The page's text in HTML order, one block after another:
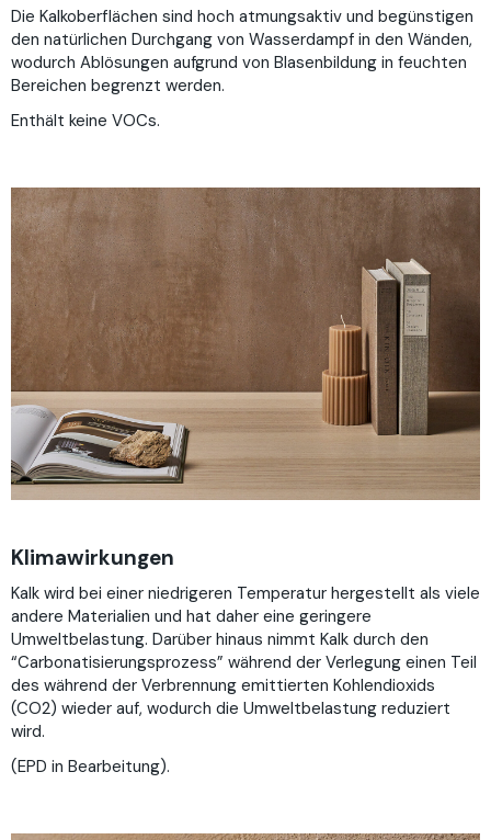
Die Kalkoberflächen sind hoch atmungsaktiv und begünstigen
den natürlichen Durchgang von Wasserdampf in den Wänden,
wodurch Ablösungen aufgrund von Blasenbildung in feuchten
Bereichen begrenzt werden.
Enthält keine VOCs.
Klimawirkungen
Kalk wird bei einer niedrigeren Temperatur hergestellt als viele
andere Materialien und hat daher eine geringere
Umweltbelastung. Darüber hinaus nimmt Kalk durch den
“Carbonatisierungsprozess” während der Verlegung einen Teil
des während der Verbrennung emittierten Kohlendioxids
(CO2) wieder auf, wodurch die Umweltbelastung reduziert
wird.
(EPD in Bearbeitung).